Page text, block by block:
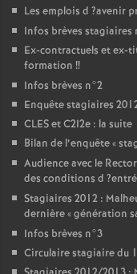
Les emplois d ?avenir
Infos brèves stagiaires
Ex-contractuels et ex-
formation !!
Infos brèves n°2
Enquête stagiaires
CLESet C2I2e : la suite
Bilan de l’enquête «
Audience avec le
des conditions d
Stagiaires 2012 :
dernière «génération
Infos brèves n°3
Circulaire stagiaire du